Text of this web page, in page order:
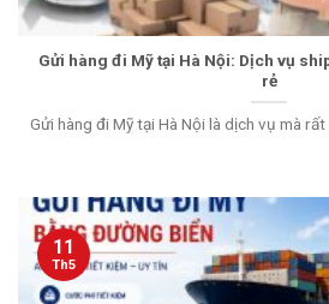
Gửi hàng đi Mỹ tại Hà Nội: Dịch vụ
rẻ
Gửi hàng đi Mỹ tại Hà Nội là dịch vụ mà rất
11
Th5